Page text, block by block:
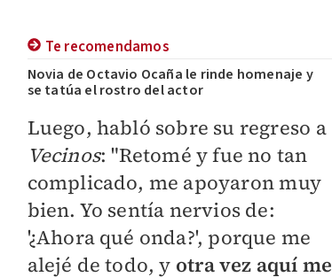
Te recomendamos
Novia de Octavio Ocaña le rinde homenaje y
se tatúa el rostro del actor
Luego, habló sobre su regreso a
Vecinos: "Retomé y fue no tan
complicado, me apoyaron muy
bien. Yo sentía nervios de:
'¿Ahora qué onda?', porque me
alejé de todo, y otra vez aquí me